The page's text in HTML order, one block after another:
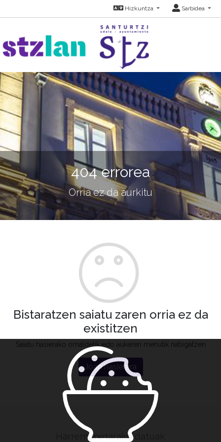
Hizkuntza Sarbidea
404 errorea
Orria ez da aurkitu
Bistaratzen saiatu zaren orria ez da
existitzen
Saiatu hasierako orrialdetik edo aukeren menutik nabigatzen
Joan hasierara
Harremanetarako datuak